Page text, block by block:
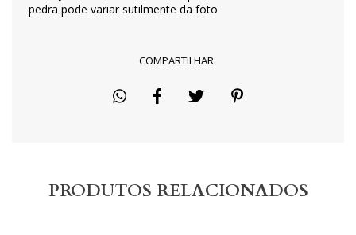
pedra pode variar sutilmente da foto
COMPARTILHAR:
PRODUTOS RELACIONADOS